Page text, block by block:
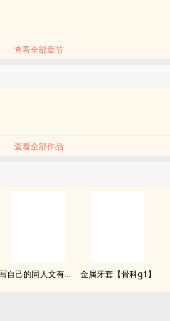
查看全部章节
查看全部作品
写自己的同人文有什么问题！ 金属牙套【骨科g1】